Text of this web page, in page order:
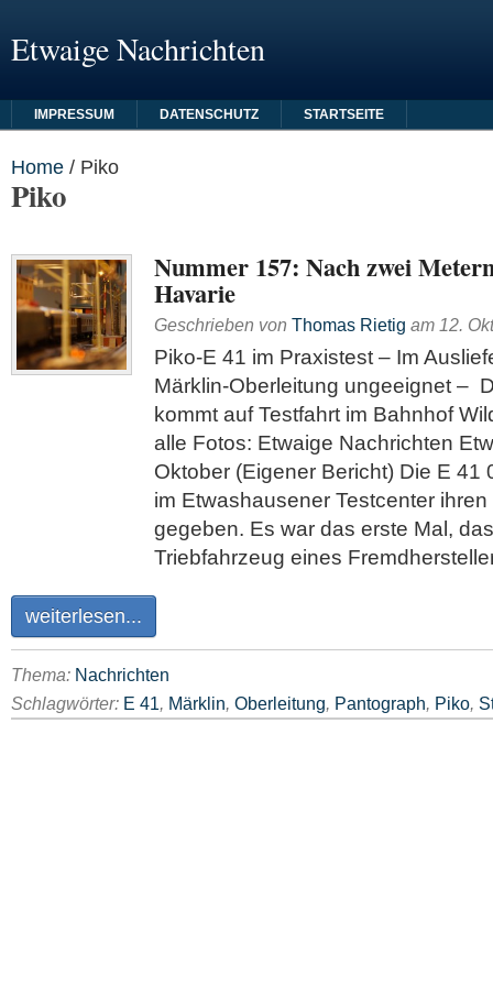
Etwaige Nachrichten
IMPRESSUM DATENSCHUTZ STARTSEITE
Home / Piko
Piko
Nummer 157: Nach zwei
Havarie
Geschrieben von Thomas Rietig am 12.
Piko-E 41 im Praxistest – Im
Märklin-Oberleitung ungeeignet –
kommt auf Testfahrt im Bahnhof
alle Fotos: Etwaige Nachrichten
Oktober (Eigener Bericht) Die E 41
im Etwashausener Testcenter
gegeben. Es war das erste Mal,
Triebfahrzeug eines
weiterlesen...
Thema: Nachrichten
Schlagwörter: E 41, Märklin, Oberleitung, Pantograph, Piko,